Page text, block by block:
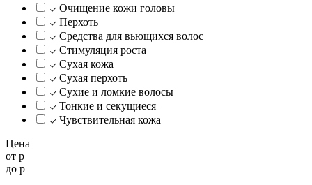
Очищение кожи головы
Перхоть
Средства для вьющихся волос
Стимуляция роста
Сухая кожа
Сухая перхоть
Сухие и ломкие волосы
Тонкие и секущиеся
Чувствительная кожа
Цена
от р
до р